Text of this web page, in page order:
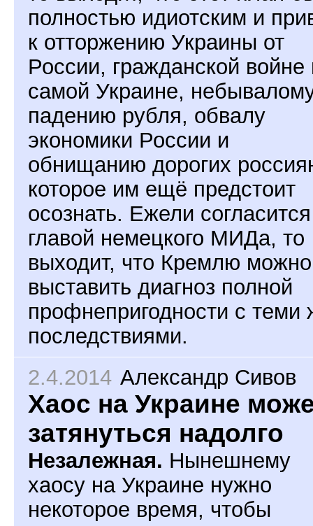
полностью идиотским и
к отторжению Украины от
России, гражданской войне
самой Украине,
падению рубля, обвалу
экономики России и
обнищанию дорогих
которое им ещё предстоит
осознать. Ежели
главой немецкого МИДа, то
выходит, что Кремлю можно
выставить диагноз полной
профнепригодности с теми
последствиями.
2.4.2014 Александр Сивов
Хаос на Украине
затянуться надолго
Незалежная. Нынешнему
хаосу на Украине нужно
некоторое время, чтобы